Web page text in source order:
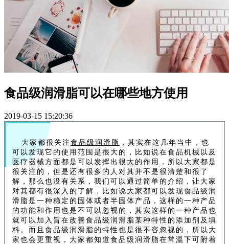
食品级润滑脂可以在哪些地方使用
2019-03-15 15:20:36
大家都很关注 食品级润滑脂 ，其实在这几年当中，也
可以发现它的使用范围是很大的，比如说在食品机械以及
医疗器械方面都是可以发挥出很大的作用，所以大家都是
很关注的，但是还有很多的人对其并不是很清楚和很了
解，那么也没有关系，我们可以通过简单的介绍，让大家
对其都有很深入的了解，比如说大家都可以发现食品级润
滑脂是一种稳定的固体或者半固体产品，这样的一种产品
的功能和作用也是不可以忽视的，其实这样的一种产品也
就可以加入旨在改善食品级润滑脂某种特性的添加剂及填
料。而且食品级润滑脂的特性也是很不容忽视的，所以大
家也会更重视，大家都知道食品级润滑脂在常温下可附着